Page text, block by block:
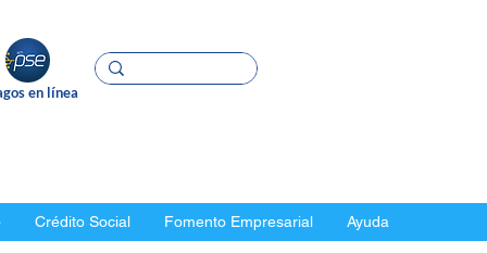
en línea
Crédito Social Fomento Empresarial Ayuda